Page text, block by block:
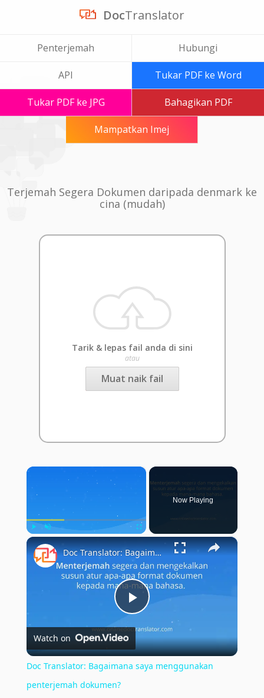
DocTranslator
Penterjemah Hubungi
API Tukar PDF ke Word
Tukar PDF ke JPG Bahagikan PDF
Mampatkan Imej
Terjemah Segera Dokumen daripada denmark ke
cina (mudah)
Tarik & lepas fail anda di sini
atau
Muat naik fail
×
Play Unmute Fullscreen
Now Playing
×
Play
Video
Doc Translator: Bagaimana saya menggunakan penterjemah dokumen?
Watch on
Doc Translator: Bagaimana saya menggunakan
penterjemah dokumen?